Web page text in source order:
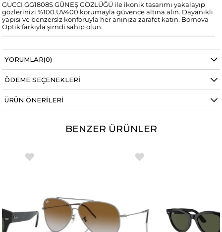
GUCCI GG1808S GÜNEŞ GÖZLÜĞÜ ile ikonik tasarımı yakalayıp
gözlerinizi %100 UV400 korumayla güvence altına alın. Dayanıklı
yapısı ve benzersiz konforuyla her anınıza zarafet katın. Bornova
Optik farkıyla şimdi sahip olun.
YORUMLAR(0)
ÖDEME SEÇENEKLERI
ÜRÜN ÖNERILERI
BENZER ÜRÜNLER